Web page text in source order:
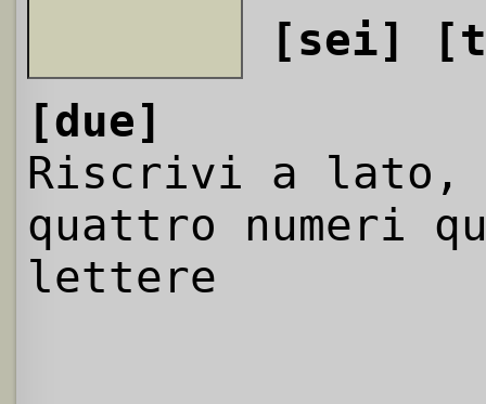
[sei]
[due]
Riscrivi a
quattro numeri
lettere